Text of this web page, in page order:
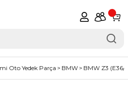
Oto Yedek Parça BMW BMW Z3 (E36/